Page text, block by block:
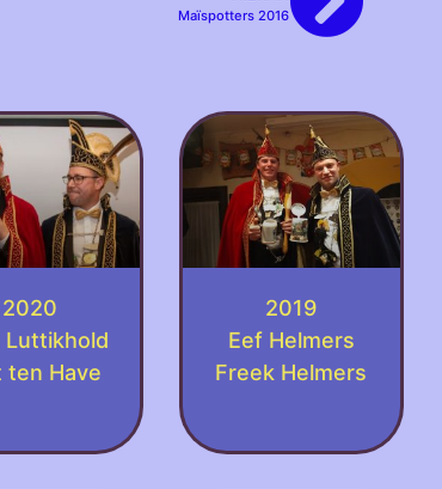
Maïspotters 2016
2020
Luttikhold
ten Have
2019
Eef Helmers
Freek Helmers